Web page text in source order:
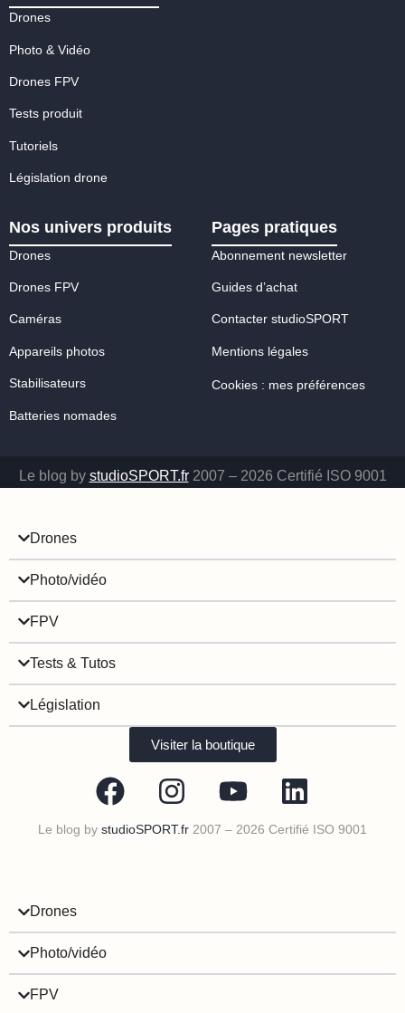
Drones
Photo & Vidéo
Drones FPV
Tests produit
Tutoriels
Législation drone
Nos univers produits
Drones
Drones FPV
Caméras
Appareils photos
Stabilisateurs
Batteries nomades
Pages pratiques
Abonnement newsletter
Guides d’achat
Contacter studioSPORT
Mentions légales
Cookies : mes préférences
Le blog by studioSPORT.fr2007 – 2026 Certifié ISO 9001
Drones
Photo/vidéo
FPV
Tests & Tutos
Législation
Visiter la boutique
Le blog by studioSPORT.fr 2007 – 2026 Certifié ISO 9001
Drones
Photo/vidéo
FPV